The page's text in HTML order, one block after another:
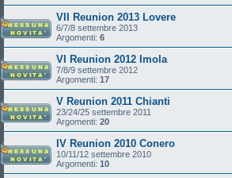
VII Reunion 2013 Lovere
6/7/8 settembre 2013
Argomenti: 6
VI Reunion 2012 Imola
7/8/9 settembre 2012
Argomenti: 17
V Reunion 2011 Chianti
23/24/25 settembre 2011
Argomenti: 20
IV Reunion 2010 Conero
10/11/12 settembre 2010
Argomenti: 10